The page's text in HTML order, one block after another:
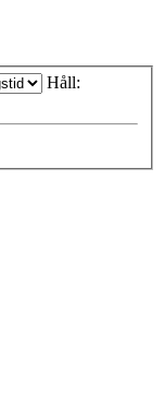
Håll: